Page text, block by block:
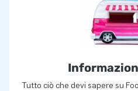
Tutto ciò che devi sapere su